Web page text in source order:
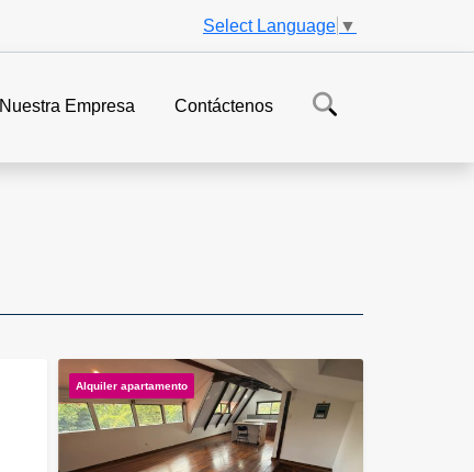
Select Language ▼
Nuestra Empresa Contáctenos
Alquiler apartamento